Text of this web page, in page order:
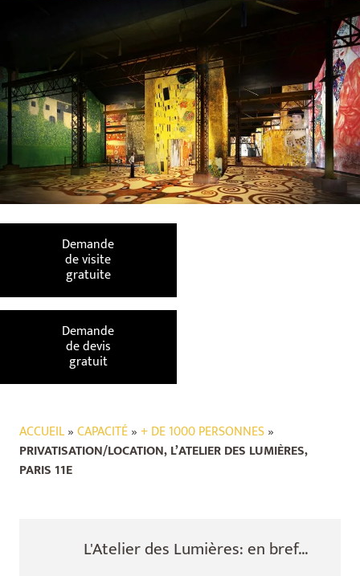
Demande
de visite
gratuite
Demande
de devis
gratuit
ACCUEIL»CAPACITÉ»+ DE 1000 PERSONNES»
PRIVATISATION/LOCATION, L’ATELIER DES LUMIÈRES,
PARIS 11E
L'Atelier des Lumières: en bref...